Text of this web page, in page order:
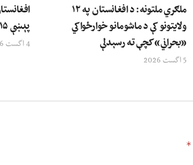
ملګري ملتونه: د افغانستان په ۱۲
ولایتونو کې د ماشومانو خوارځواکي
«بحراني» کچې ته رسېدلې
5 اگست 2026
پېښې ۱۵ ته ورسېدې
4 اگست 2026
*